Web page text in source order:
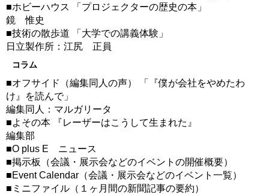
■ホビーハウス 「プロジェクターの歴史の本」
鏡 惟史
■技術の散歩道 「大学での講義体験」
日立製作所：江尻 正員
コラム
■オフサイド（編集同人の声） 「『僕が会社をやめたわ
け』を読んで」
編集同人：マルガリータ
■よその本 『レーザーはこうして生まれた』
編集部
■O plus E ニュース
■掲示板（会議・展示会などのイベントの開催概要）
■Event Calendar（会議・展示会などのイベント一覧）
■ミニファイル（１ヶ月間の新聞記事の要約）